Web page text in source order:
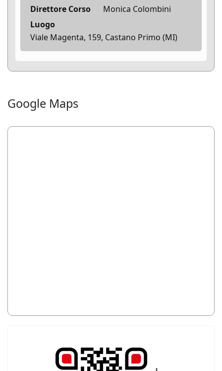
Direttore Corso
Monica Colombini
Luogo
Viale Magenta, 159, Castano Primo (MI)
Google Maps